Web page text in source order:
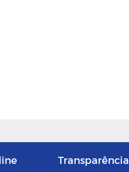
Transparência